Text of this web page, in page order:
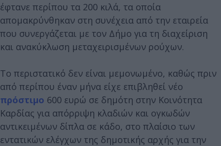
έφτανε περίπου τα 200 κιλά, τα οποία
απομακρύνθηκαν στη συνέχεια από την εταιρεία
που συνεργάζεται με τον Δήμο για τη διαχείριση
και ανακύκλωση μεταχειρισμένων ρούχων.
Το περιστατικό δεν είναι μεμονωμένο, καθώς πριν
από περίπου έναν μήνα είχε επιβληθεί νέο
πρόστιμο 600 ευρώ σε δημότη στην Κοινότητα
Καρδίας για απόρριψη κλαδιών και ογκωδών
αντικειμένων δίπλα σε κάδο, στο πλαίσιο των
εντατικών ελέγχων της δημοτικής αρχής για την